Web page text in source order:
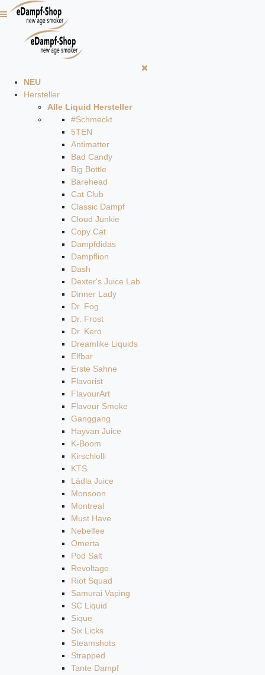
NEU
Hersteller
Alle Liquid Hersteller
#Schmeckt
5TEN
Antimatter
Bad Candy
Big Bottle
Barehead
Cat Club
Classic Dampf
Cloud Junkie
Copy Cat
Dampfdidas
Dampflion
Dash
Dexter's Juice Lab
Dinner Lady
Dr. Fog
Dr. Frost
Dr. Kero
Dreamlike Liquids
Elfbar
Erste Sahne
Flavorist
FlavourArt
Flavour Smoke
Ganggang
Hayvan Juice
K-Boom
Kirschlolli
KTS
Lädla Juice
Monsoon
Montreal
Must Have
Nebelfee
Omerta
Pod Salt
Revoltage
Riot Squad
Samurai Vaping
SC Liquid
Sique
Six Licks
Steamshots
Strapped
Tante Dampf